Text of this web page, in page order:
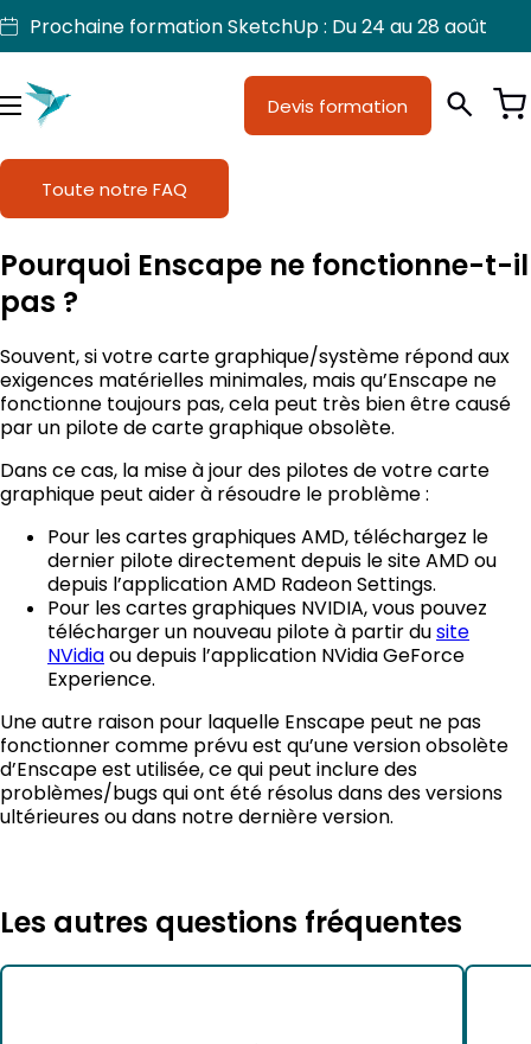
Aller
au
contenu
Prochaine formation SketchUp : Du 24 au 28 août
MenuJe suis
Licences SketchUp
Nos produits
Devis formation
Toute notre FAQ
Pourquoi Enscape ne fonctionne-t-il
pas ?
Souvent, si votre carte graphique/système répond aux
exigences matérielles minimales, mais qu’Enscape ne
fonctionne toujours pas, cela peut très bien être causé
par un pilote de carte graphique obsolète.
Dans ce cas, la mise à jour des pilotes de votre carte
graphique peut aider à résoudre le problème :
Pour les cartes graphiques AMD, téléchargez le
dernier pilote directement depuis le site AMD ou
depuis l’application AMD Radeon Settings.
Pour les cartes graphiques NVIDIA, vous pouvez
télécharger un nouveau pilote à partir du site
NVidia ou depuis l’application NVidia GeForce
Experience.
Une autre raison pour laquelle Enscape peut ne pas
fonctionner comme prévu est qu’une version obsolète
d’Enscape est utilisée, ce qui peut inclure des
problèmes/bugs qui ont été résolus dans des versions
ultérieures ou dans notre dernière version.
Les autres questions fréquentes